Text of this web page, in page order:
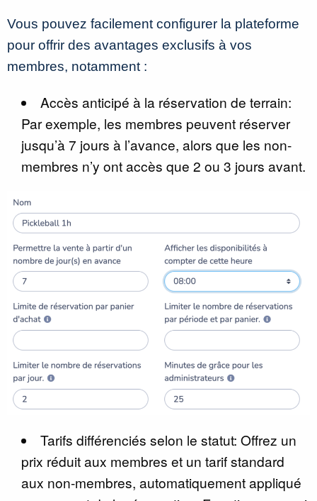
Vous pouvez facilement configurer la plateforme
pour offrir des avantages exclusifs à vos
membres, notamment :
Accès anticipé à la réservation de terrain:
Par exemple, les membres peuvent réserver
jusqu’à 7 jours à l’avance, alors que les non-
membres n’y ont accès que 2 ou 3 jours avant.
Tarifs différenciés selon le statut: Offrez un
prix réduit aux membres et un tarif standard
aux non-membres, automatiquement appliqué